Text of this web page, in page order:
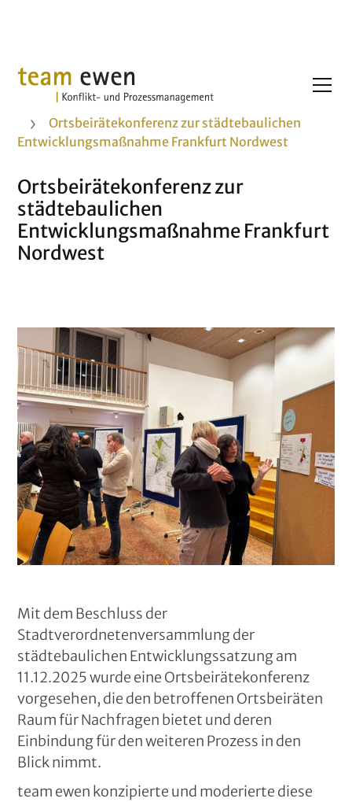
Projekte
Ortsbeirätekonferenz zur städtebaulichen
Entwicklungsmaßnahme Frankfurt Nordwest
Ortsbeirätekonferenz zur
städtebaulichen
Entwicklungsmaßnahme Frankfurt
Nordwest
Mit dem Beschluss der
Stadtverordnetenversammlung der
städtebaulichen Entwicklungssatzung am
11.12.2025 wurde eine Ortsbeirätekonferenz
vorgesehen, die den betroffenen Ortsbeiräten
Raum für Nachfragen bietet und deren
Einbindung für den weiteren Prozess in den
Blick nimmt.
team ewen konzipierte und moderierte diese